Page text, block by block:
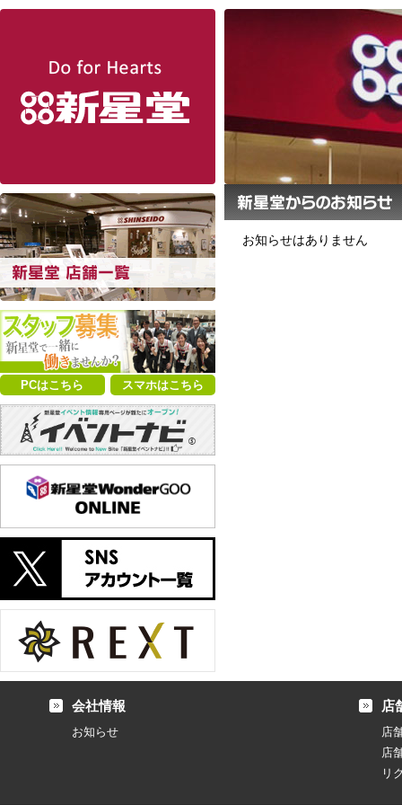
PCはこちら スマホはこちら
お知らせはありません
会社情報
お知らせ
店
店
店
リ